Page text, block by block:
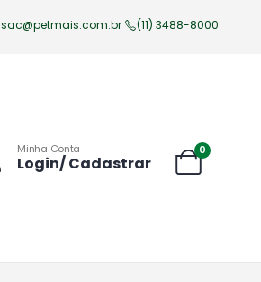
sac@petmais.com.br (11) 3488-8000
Minha Conta
Login/ Cadastrar
0